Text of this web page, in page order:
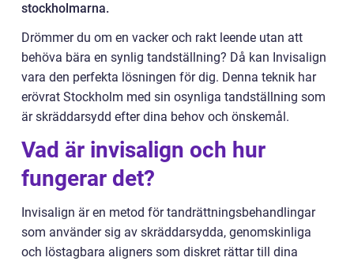
stockholmarna.
Drömmer du om en vacker och rakt leende utan att
behöva bära en synlig tandställning? Då kan Invisalign
vara den perfekta lösningen för dig. Denna teknik har
erövrat Stockholm med sin osynliga tandställning som
är skräddarsydd efter dina behov och önskemål.
Vad är invisalign och hur
fungerar det?
Invisalign är en metod för tandrättningsbehandlingar
som använder sig av skräddarsydda, genomskinliga
och löstagbara aligners som diskret rättar till dina